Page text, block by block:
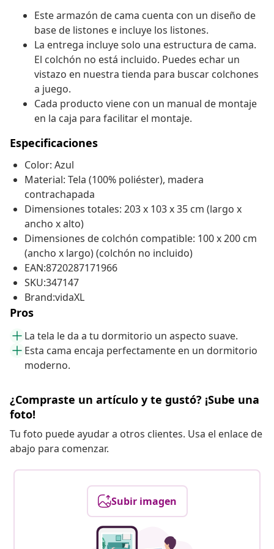
Este armazón de cama cuenta con un diseño de
base de listones e incluye los listones.
La entrega incluye solo una estructura de cama.
El colchón no está incluido. Puedes echar un
vistazo en nuestra tienda para buscar colchones
a juego.
Cada producto viene con un manual de montaje
en la caja para facilitar el montaje.
Especificaciones
Color: Azul
Material: Tela (100% poliéster), madera
contrachapada
Dimensiones totales: 203 x 103 x 35 cm (largo x
ancho x alto)
Dimensiones de colchón compatible: 100 x 200 cm
(ancho x largo) (colchón no incluido)
EAN:8720287171966
SKU:347147
Brand:vidaXL
Pros
La tela le da a tu dormitorio un aspecto suave.
Esta cama encaja perfectamente en un dormitorio
moderno.
¿Compraste un artículo y te gustó? ¡Sube una
foto!
Tu foto puede ayudar a otros clientes. Usa el enlace de
abajo para comenzar.
Subir imagen